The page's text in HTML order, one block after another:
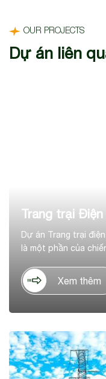
OUR PROJECTS
Dự án liên
Trang trại
Dự án Trang trại
là một phần của
tỉnh Ninh Thuận. Dự
đồng, trên diện tích
Xem thêm